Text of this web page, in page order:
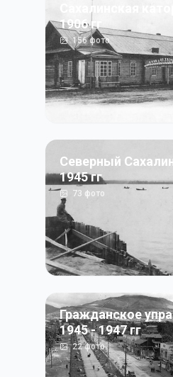
Сахалинская
1906 гг
156фото
Северный
1945 гг
73 фото
Гражданское
1945 - 1947 гг
22фото